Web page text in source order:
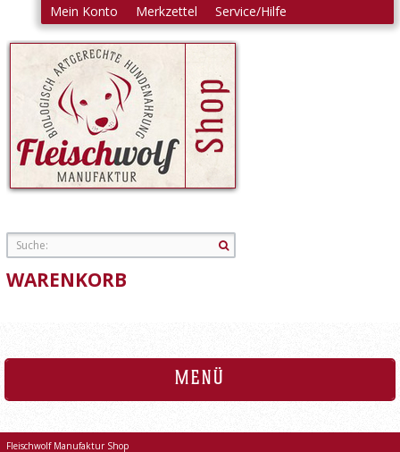
Mein Konto Merkzettel Service/Hilfe
Login
Ihre E-Mail-Adresse:
Ihr Passwort:
Passwort vergessen?| Registrieren
Einloggen
WARENKORB
MENÜ
RIND
Fleischwolf Manufaktur Shop